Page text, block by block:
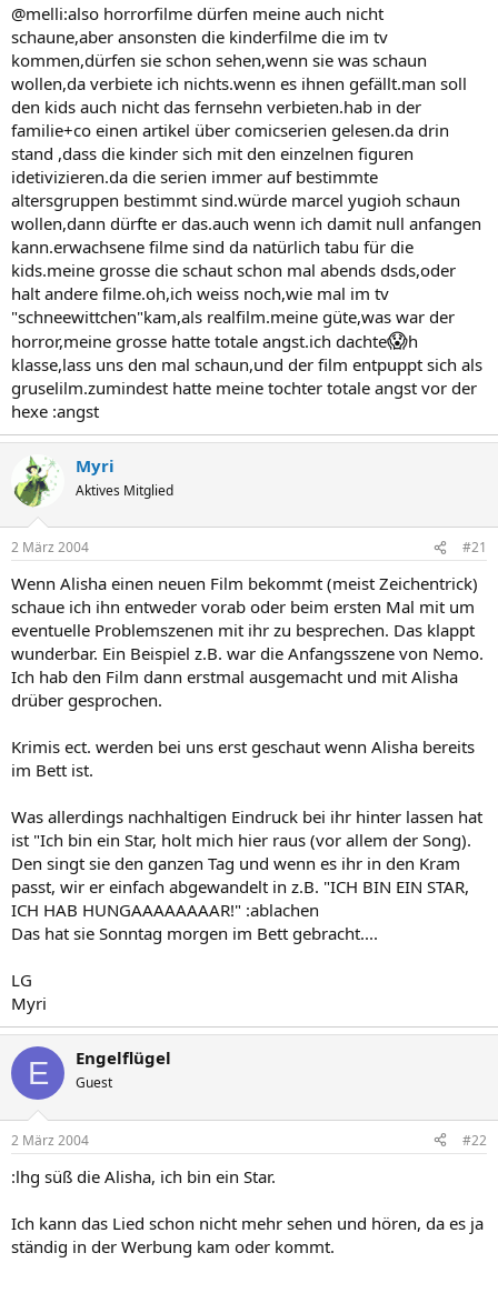
@melli:also horrorfilme dürfen meine auch nicht
schaune,aber ansonsten die kinderfilme die im tv
kommen,dürfen sie schon sehen,wenn sie was schaun
wollen,da verbiete ich nichts.wenn es ihnen gefällt.man soll
den kids auch nicht das fernsehn verbieten.hab in der
familie+co einen artikel über comicserien gelesen.da drin
stand ,dass die kinder sich mit den einzelnen figuren
idetivizieren.da die serien immer auf bestimmte
altersgruppen bestimmt sind.würde marcel yugioh schaun
wollen,dann dürfte er das.auch wenn ich damit null anfangen
kann.erwachsene filme sind da natürlich tabu für die
kids.meine grosse die schaut schon mal abends dsds,oder
halt andere filme.oh,ich weiss noch,wie mal im tv
"schneewittchen"kam,als realfilm.meine güte,was war der
horror,meine grosse hatte totale angst.ich dachte😱h
klasse,lass uns den mal schaun,und der film entpuppt sich als
gruselilm.zumindest hatte meine tochter totale angst vor der
hexe :angst
Myri
Aktives Mitglied
2 März 2004 #21
Wenn Alisha einen neuen Film bekommt (meist Zeichentrick)
schaue ich ihn entweder vorab oder beim ersten Mal mit um
eventuelle Problemszenen mit ihr zu besprechen. Das klappt
wunderbar. Ein Beispiel z.B. war die Anfangsszene von Nemo.
Ich hab den Film dann erstmal ausgemacht und mit Alisha
drüber gesprochen.
Krimis ect. werden bei uns erst geschaut wenn Alisha bereits
im Bett ist.
Was allerdings nachhaltigen Eindruck bei ihr hinter lassen hat
ist "Ich bin ein Star, holt mich hier raus (vor allem der Song).
Den singt sie den ganzen Tag und wenn es ihr in den Kram
passt, wir er einfach abgewandelt in z.B. "ICH BIN EIN STAR,
ICH HAB HUNGAAAAAAAAR!" :ablachen
Das hat sie Sonntag morgen im Bett gebracht....
LG
Myri
E Engelflügel
Guest
2 März 2004 #22
:lhg süß die Alisha, ich bin ein Star.
Ich kann das Lied schon nicht mehr sehen und hören, da es ja
ständig in der Werbung kam oder kommt.